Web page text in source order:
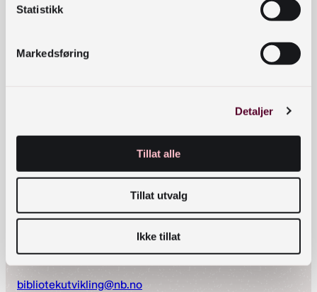
Statistikk
Markedsføring
Detaljer
Tillat alle
Tillat utvalg
Ikke tillat
Kontaktinformasjon
bibliotekutvikling@nb.no